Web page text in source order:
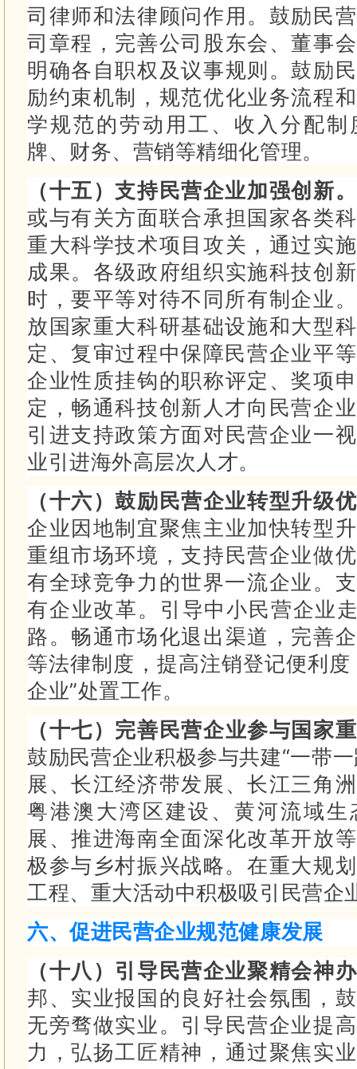
司律师和法律顾问作用。 鼓励民
司章程，完善公司股东会、董事
明确各自职权及议事规则。 鼓励
励约束机制，规范优化业务流程
学规范的劳动用工、收入分配
牌、财务、营销等精细化管理。
（十五）支持民营企业加强创新。
或与有关方面联合承担国家各类
重大科学技术项目攻关，通过实
成果。 各级政府组织实施科技创
时，要平等对待不同所有制企业。
放国家重大科研基础设施和大型
定、复审过程中保障民营企业平
企业性质挂钩的职称评定、奖项
定，畅通科技创新人才向民营企
引进支持政策方面对民营企业一
业引进海外高层次人才。
（十六）鼓励民营企业转型升级
企业因地制宜聚焦主业加快转型
重组市场环境，支持民营企业做
有全球竞争力的世界一流企业。
有企业改革。 引导中小民营企业
路。 畅通市场化退出渠道，完善
等法律制度，提高注销登记便利
企业”处置工作。
（十七）完善民营企业参与国家
鼓励民营企业积极参与共建“一带
展、长江经济带发展、长江三角
粤港澳大湾区建设、黄河流域
展、推进海南全面深化改革开放
极参与乡村振兴战略。在重大规
工程、重大活动中积极吸引民营企
六、促进民营企业规范健康发展
（十八）引导民营企业聚精会神
邦、实业报国的良好社会氛围，
无旁骛做实业。 引导民营企业提
力，弘扬工匠精神，通过聚焦实